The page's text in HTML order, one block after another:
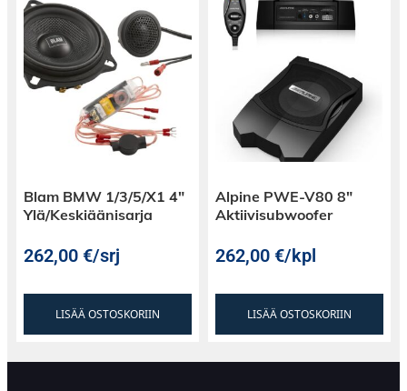
Blam BMW 1/3/5/X1 4″
Ylä/Keskiäänisarja
262,00€/srj
LISÄÄ OSTOSKORIIN
Alpine PWE-V80 8″
Aktiivisubwoofer
262,00€/kpl
LISÄÄ OSTOSKORIIN